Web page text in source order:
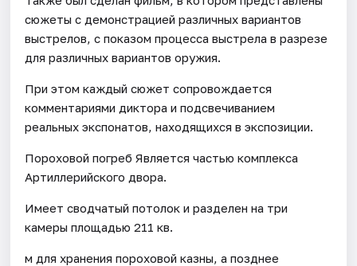
сюжеты с демонстрацией различных вариантов
выстрелов, с показом процесса выстрела в разрезе
для различных вариантов оружия.
При этом каждый сюжет сопровождается
комментариями диктора и подсвечиванием
реальных экспонатов, находящихся в экспозиции.
Пороховой погреб Является частью комплекса
Артиллерийского двора.
Имеет сводчатый потолок и разделен на три
камеры площадью 211 кв.
м для хранения пороховой казны, а позднее